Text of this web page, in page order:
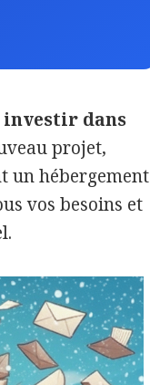
investir dans
projet,
un hébergement
vos besoins et